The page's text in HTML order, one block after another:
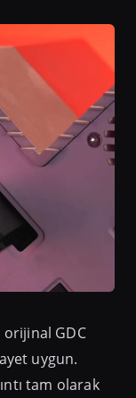
GDC
uygun.
tam olarak